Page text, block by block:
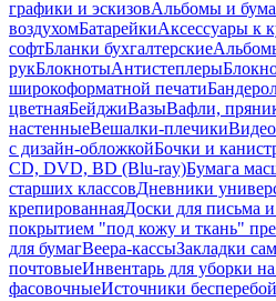
графики и эскизовАльбомы и
воздухомБатарейкиАксессуары к
софтБланки бухгалтерские
рукБлокнотыАнтистеплеры
широкоформатной печати
цветнаяБейджиВазыВафли,
настенныеВешалки-плечики
с дизайн-обложкойБочки и
CD, DVD, BD (Blu-ray)Бумага
старших классовДневники
крепированнаяДоски для письма
покрытием "под кожу и ткань"
для бумагВеера-кассыЗакладки
почтовыеИнвентарь для уборки
фасовочныеИсточники